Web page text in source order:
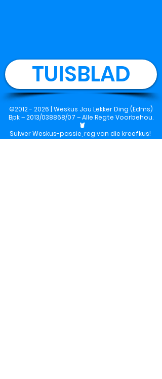
TUISBLAD
©2012 - 2026 | Weskus Jou Lekker Ding (Edms)
Bpk– 2013/038868/07 – Alle Regte Voorbehou.
🦞
Suiwer Weskus-passie, reg van die kreefkus!
🌊